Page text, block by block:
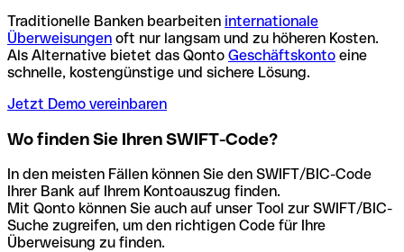
Traditionelle Banken bearbeiten internationale
Überweisungen oft nur langsam und zu höheren Kosten.
Als Alternative bietet das Qonto Geschäftskonto eine
schnelle, kostengünstige und sichere Lösung.
Jetzt Demo vereinbaren
Wo finden Sie Ihren SWIFT-Code?
In den meisten Fällen können Sie den SWIFT/BIC-Code
Ihrer Bank auf Ihrem Kontoauszug finden.
Mit Qonto können Sie auch auf unser Tool zur SWIFT/BIC-
Suche zugreifen, um den richtigen Code für Ihre
Überweisung zu finden.